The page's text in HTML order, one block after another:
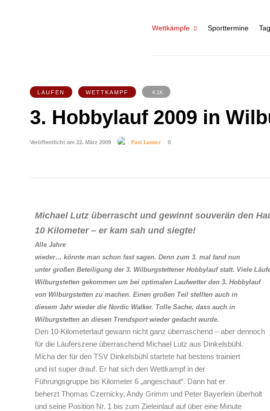
Wettkämpfe Sporttermine
LAUFEN WETTKAMPF 4.1K
3. Hobbylauf 2009 in
Veröffentlicht am 22. März 2009 Paul Launer 0
Michael Lutz überrascht und gewinnt souverän den
10 Kilometer – er kam sah und siegte!
Alle Jahre
wieder… könnte man schon fast sagen. Denn zum 3. mal fand nun
unter großen Beteiligung der 3. Wilburgstettener Hobbylauf statt. Viele
Wilburgstetten gekommen um bei optimalen Laufwetter den 3. Hobbylauf
von Wilburgstetten zu machen. Einen großen Teil stellten auch in
diesem Jahr wieder die Nordic Walker. Tolle Sache, dass auch in
Wilburgstetten an diesen Trendsport wieder gedacht wurde.
Den 10-Kilometerlauf gewann nicht ganz überraschend – aber dennoch
für die Läuferszene überraschend Michael Lutz aus Dinkelsbühl.
Micha der für den TSV Dinkelsbühl startete hat bestens trainiert
und ist super drauf. Er hat sich den Wettkampf in der
Führungsgruppe bis Kilometer 6 „angeschaut“. Dann hat er
beherzt Thomas Czernicky, Andy Grimm und Peter Bayerlein überholt
und seine Position Nr. 1 bis zum Zieleinlauf auf über eine Minute